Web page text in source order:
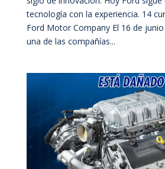
tecnología con la experiencia. 14
Ford Motor Company El 16 de
una de las compañías...